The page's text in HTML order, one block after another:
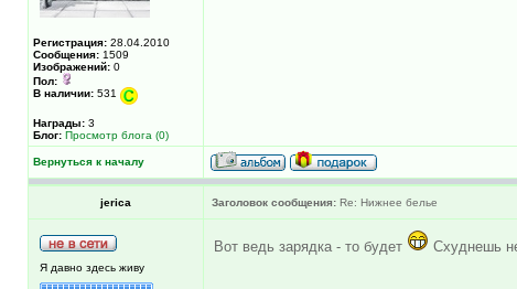
Регистрация: 28.04.2010
Сообщения: 1509
Изображений: 0
Пол:
В наличии: 531
Награды: 3
Блог: Просмотр блога (0)
Вернуться к началу
jerica Заголовок сообщения: Re: Нижнее белье
Я давно здесь живу
Вот ведь зарядка - то будет Схуднешь